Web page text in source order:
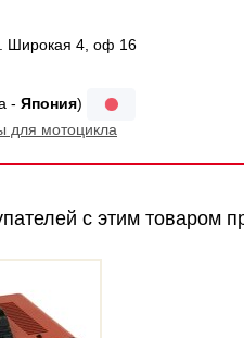
Широкая 4, оф 16
- Япония)
для мотоцикла
с этим товаром